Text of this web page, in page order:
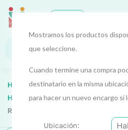
Mostramos los productos
que seleccione.
Cuando termine una compra
destinatario en la misma
para hacer un nuevo encargo si
Ubicación:
Home Cuidado Personal
Higiene Personal
Papel
Rollos 2 Cap